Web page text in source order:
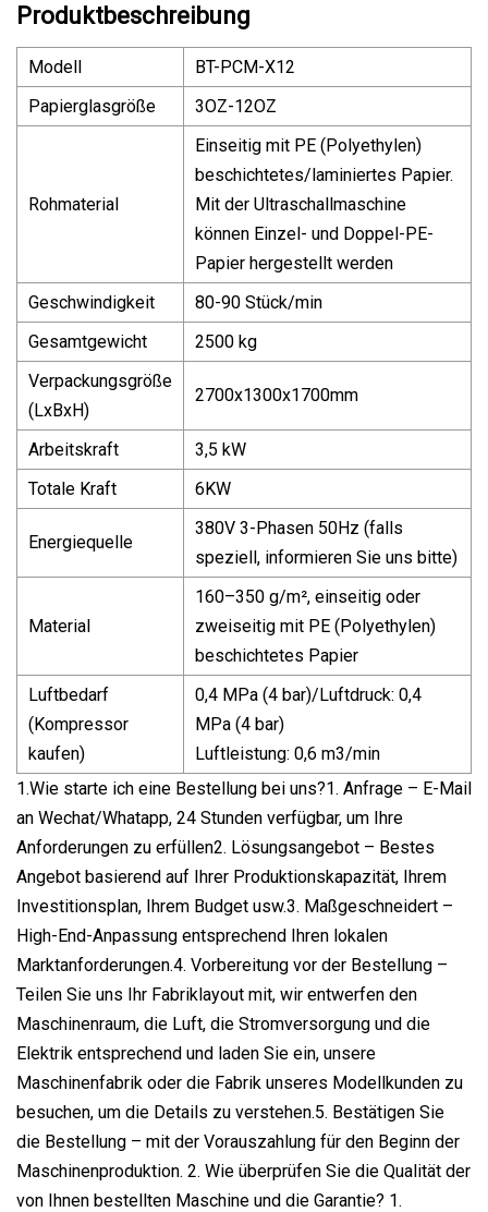
Produktbeschreibung
Modell
BT-PCM-X12
Papierglasgröße
3OZ-12OZ
Rohmaterial
Einseitig mit PE (Polyethylen)
beschichtetes/laminiertes Papier.
Mit der Ultraschallmaschine
können Einzel- und Doppel-PE-
Papier hergestellt werden
Geschwindigkeit
80-90 Stück/min
Gesamtgewicht
2500 kg
Verpackungsgröße
(LxBxH)
2700x1300x1700mm
Arbeitskraft
3,5 kW
Totale Kraft
6KW
Energiequelle
380V 3-Phasen 50Hz (falls
speziell, informieren Sie uns bitte)
Material
160–350 g/m², einseitig oder
zweiseitig mit PE (Polyethylen)
beschichtetes Papier
Luftbedarf
(Kompressor
kaufen)
0,4 MPa (4 bar)/Luftdruck: 0,4
MPa (4 bar)
Luftleistung: 0,6 m3/min
1.Wie starte ich eine Bestellung bei uns?1. Anfrage – E-Mail
an Wechat/Whatapp, 24 Stunden verfügbar, um Ihre
Anforderungen zu erfüllen2. Lösungsangebot – Bestes
Angebot basierend auf Ihrer Produktionskapazität, Ihrem
Investitionsplan, Ihrem Budget usw.3. Maßgeschneidert –
High-End-Anpassung entsprechend Ihren lokalen
Marktanforderungen.4. Vorbereitung vor der Bestellung –
Teilen Sie uns Ihr Fabriklayout mit, wir entwerfen den
Maschinenraum, die Luft, die Stromversorgung und die
Elektrik entsprechend und laden Sie ein, unsere
Maschinenfabrik oder die Fabrik unseres Modellkunden zu
besuchen, um die Details zu verstehen.5. Bestätigen Sie
die Bestellung – mit der Vorauszahlung für den Beginn der
Maschinenproduktion. 2. Wie überprüfen Sie die Qualität der
von Ihnen bestellten Maschine und die Garantie? 1.